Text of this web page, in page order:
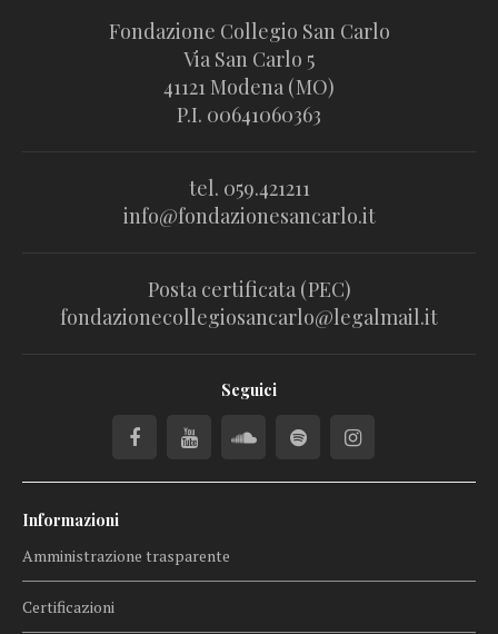
Fondazione Collegio San Carlo
Via San Carlo 5
41121 Modena (MO)
P.I. 00641060363
tel. 059.421211
info@fondazionesancarlo.it
Posta certificata (PEC)
fondazionecollegiosancarlo@legalmail.it
Seguici
Informazioni
Amministrazione trasparente
Certificazioni